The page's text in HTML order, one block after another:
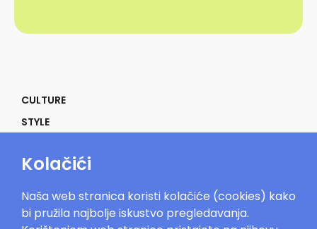
CULTURE
STYLE
POWER
IN THE MOOD
Kolačići
Naša web stranica koristi kolačiće (cookies) kako
bi pružila najbolje iskustvo pregledavanja.